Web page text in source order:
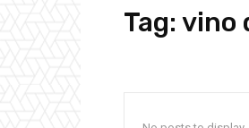
Tag: vino